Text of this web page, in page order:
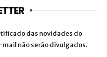
das novidades do
mail não serão divulgados.